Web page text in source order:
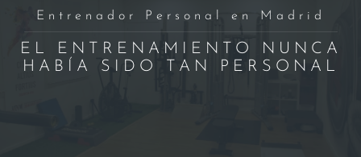
Entrenador Personal en Madrid
EL ENTRENAMIENTO NUNCA
HABÍA SIDO TAN PERSONAL